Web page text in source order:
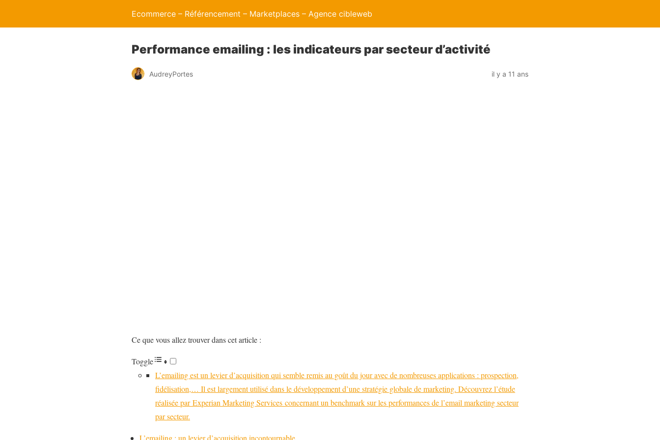
Ecommerce – Référencement – Marketplaces – Agence cibleweb
Performance emailing : les indicateurs par secteur d’activité
AudreyPortes il y a 11 ans
Ce que vous allez trouver dans cet article :
Toggle
L’emailing est un levier d’acquisition qui semble remis au goût du jour avec de nombreuses applications : prospection,
fidélisation,… Il est largement utilisé dans le développement d’une stratégie globale de marketing. Découvrez l’étude
réalisée par Experian Marketing Services concernant un benchmark sur les performances de l’email marketing secteur
par secteur.
L’emailing : un levier d’acquisition incontournable